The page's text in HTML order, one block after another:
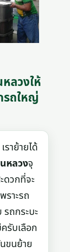
ลวงให้
รถใหญ่
าย้ายได้
หลวงจุ
ดวกที่จะ
ราะรถ
รถกระบะ
รับเลือก
ขนย้าย